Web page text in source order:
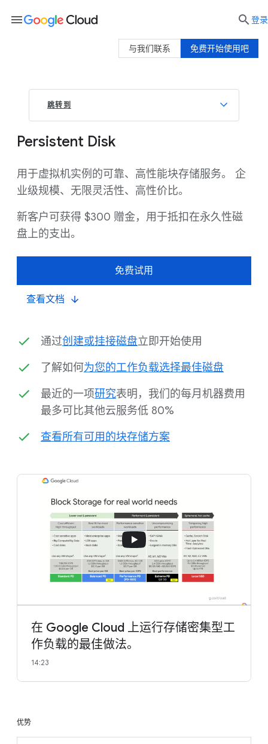
跳转到
Persistent Disk
用于虚拟机实例的可靠、高性能块存储服务。 企
业级规模、无限灵活性、高性价比。
新客户可获得 $300 赠金，用于抵扣在永久性磁
盘上的支出。
免费试用
查看文档
通过创建或挂接磁盘立即开始使用
了解如何为您的工作负载选择最佳磁盘
最近的一项研究表明，我们的每月机器费用
最多可比其他云服务低 80%
查看所有可用的块存储方案
在 Google Cloud 上运行存储密集型工
作负载的最佳做法。
14:23
优势
menu  登录
免费开始使用吧
与我们联系